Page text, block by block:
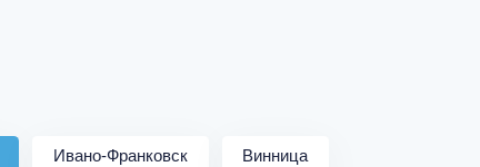
Ивано-Франковск Винница